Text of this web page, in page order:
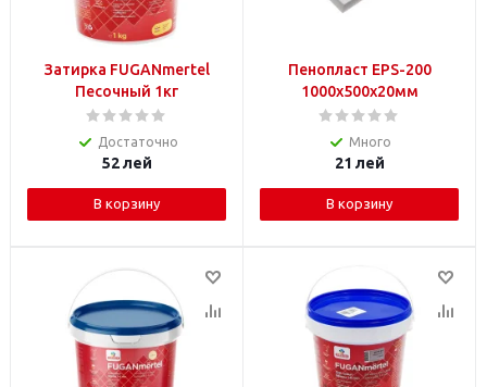
Затирка FUGANmertel
Песочный 1кг
Достаточно
52лей
В корзину
Пенопласт EPS-200
1000x500x20мм
Много
21 лей
В корзину